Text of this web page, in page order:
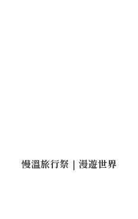
慢溫旅行祭｜漫遊世界